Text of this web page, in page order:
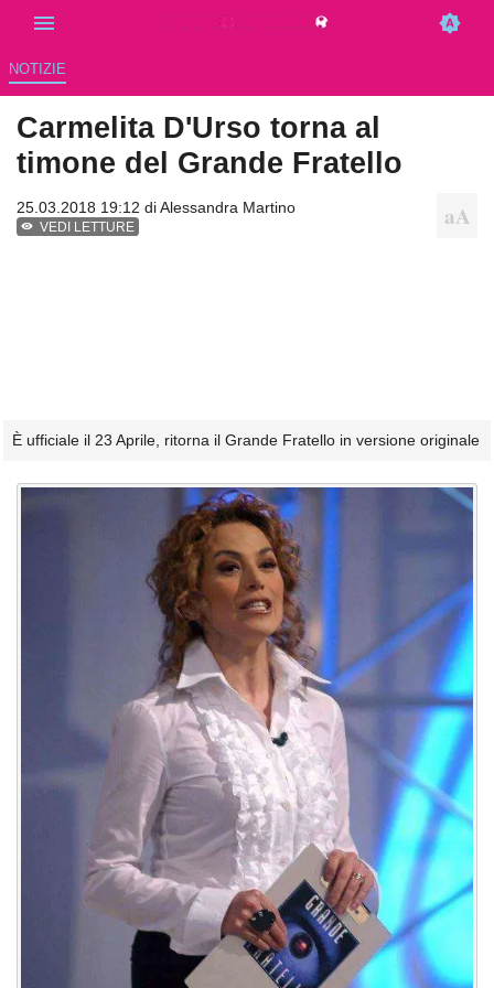
NOTIZIE
Carmelita D'Urso torna al
timone del Grande Fratello
25.03.2018 19:12 diAlessandra Martino
VEDI LETTURE
È ufficiale il 23 Aprile, ritorna il Grande Fratello in versione originale